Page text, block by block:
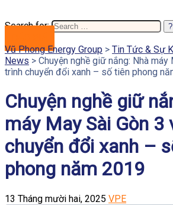
Search for:
Vũ Phong Energy Group > Tin Tức & Sự
News > Chuyện nghề giữ nắng: Nhà máy
trình chuyển đổi xanh – số tiên phong
Chuyện nghề giữ
máy May Sài Gòn 3
chuyển đổi xanh –
phong năm 2019
13 Tháng mười hai, 2025 VPE